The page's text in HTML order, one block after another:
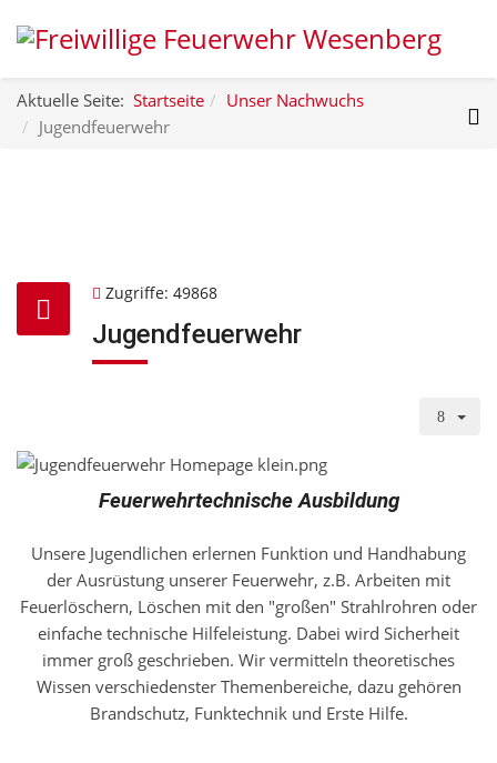
Aktuelle Seite: Startseite
Unser Nachwuchs
Jugendfeuerwehr
Zugriffe: 49868
Jugendfeuerwehr
Feuerwehrtechnische Ausbildung
Unsere Jugendlichen erlernen Funktion und Handhabung
der Ausrüstung unserer Feuerwehr, z.B. Arbeiten mit
Feuerlöschern, Löschen mit den "großen" Strahlrohren oder
einfache technische Hilfeleistung. Dabei wird Sicherheit
immer groß geschrieben. Wir vermitteln theoretisches
Wissen verschiedenster Themenbereiche, dazu gehören
Brandschutz, Funktechnik und Erste Hilfe.